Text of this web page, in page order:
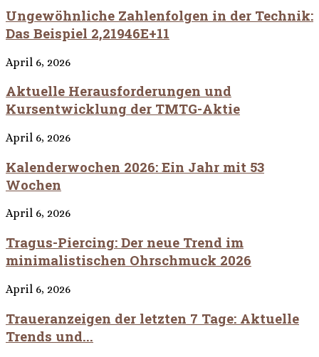
Ungewöhnliche Zahlenfolgen in der Technik:
Das Beispiel 2,21946E+11
April 6, 2026
Aktuelle Herausforderungen und
Kursentwicklung der TMTG-Aktie
April 6, 2026
Kalenderwochen 2026: Ein Jahr mit 53
Wochen
April 6, 2026
Tragus-Piercing: Der neue Trend im
minimalistischen Ohrschmuck 2026
April 6, 2026
Traueranzeigen der letzten 7 Tage: Aktuelle
Trends und...